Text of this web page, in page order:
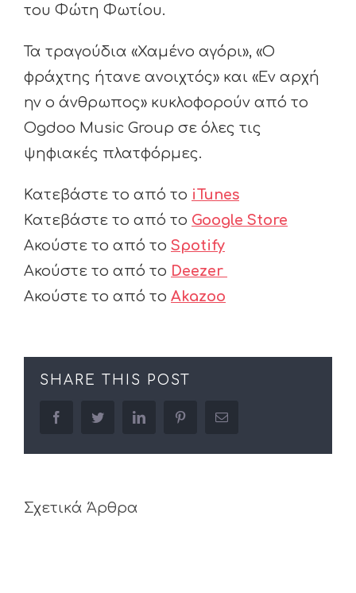
του Φώτη Φωτίου.
Τα τραγούδια «Χαμένο αγόρι», «Ο
φράχτης ήτανε ανοιχτός» και «Εν αρχή
ην ο άνθρωπος» κυκλοφορούν από το
Ogdoo Music Group σε όλες τις
ψηφιακές πλατφόρμες.
Κατεβάστε το από το iTunes
Κατεβάστε το από το Google Store
Ακούστε το από το Spotify
Ακούστε το από το Deezer
Ακούστε το από το Akazoo
SHARE THIS POST
facebooktwitter linkedin pinterestEmail
Σχετικά Άρθρα